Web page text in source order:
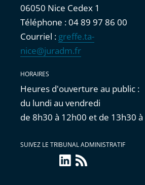
06050 Nice Cedex 1
Téléphone : 04 89 97 86 00
Courriel : greffe.ta-
nice@juradm.fr
HORAIRES
Heures d'ouverture au public :
du lundi au vendredi
de 8h30 à 12h00 et de 13h30
SUIVEZ LE TRIBUNAL ADMINISTRATIF
LinkedIn
Flux
RSS